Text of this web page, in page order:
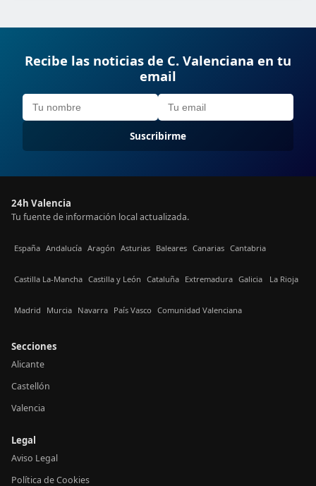
Recibe las noticias de C. Valenciana en tu
email
Suscribirme
24h Valencia
Tu fuente de información local actualizada.
España Andalucía Aragón Asturias Baleares Canarias Cantabria
Castilla La-Mancha Castilla y León Cataluña Extremadura Galicia La Rioja
Madrid Murcia Navarra País Vasco Comunidad Valenciana
Secciones
Alicante
Castellón
Valencia
Legal
Aviso Legal
Política de Cookies